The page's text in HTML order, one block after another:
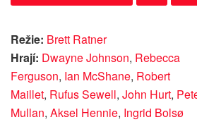
Režie: Brett Ratner
Hrají: Dwayne Johnson, Rebecca
Ferguson, Ian McShane, Robert
Maillet, Rufus Sewell, John Hurt,
Mullan, Aksel Hennie, Ingrid Bolsø